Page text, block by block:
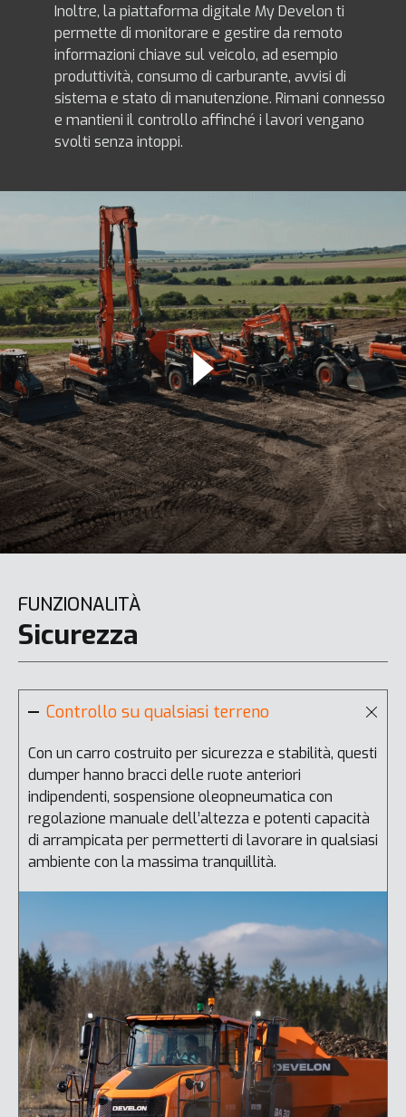
Inoltre, la piattaforma digitale My Develon ti
permette di monitorare e gestire da remoto
informazioni chiave sul veicolo, ad esempio
produttività, consumo di carburante, avvisi di
sistema e stato di manutenzione. Rimani connesso
e mantieni il controllo affinché i lavori vengano
svolti senza intoppi.
FUNZIONALITÀ
Sicurezza
Controllo su qualsiasi terreno
Con un carro costruito per sicurezza e stabilità, questi
dumper hanno bracci delle ruote anteriori
indipendenti, sospensione oleopneumatica con
regolazione manuale dell’altezza e potenti capacità
di arrampicata per permetterti di lavorare in qualsiasi
ambiente con la massima tranquillità.